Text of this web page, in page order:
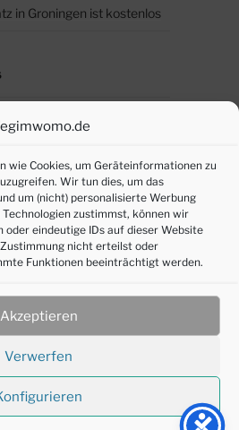
wie Cookies, um Geräteinformationen zu
Wir tun dies, um das
um (nicht) personalisierte Werbung
Technologien zustimmst, können wir
eindeutige IDs auf dieser Website
nicht erteilst oder
Funktionen beeinträchtigt werden.
Akzeptieren
Verwerfen
in Groningen ist kostenlos
(EU)
design